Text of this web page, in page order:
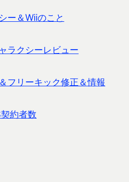
ー＆Wiiのこと
ラクシーレビュー
フリーキック修正＆情報
約者数